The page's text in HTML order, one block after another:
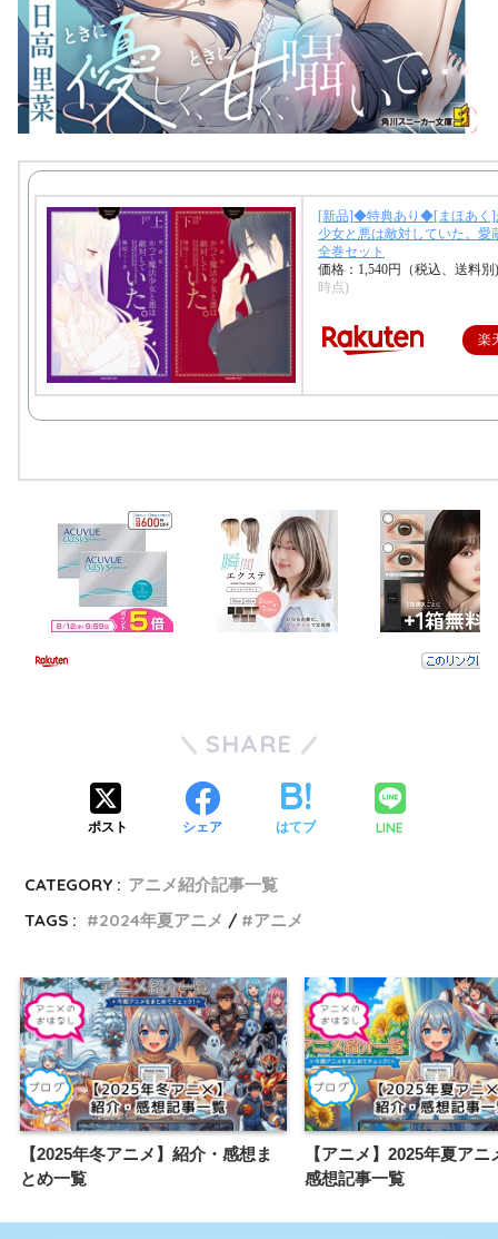
[新品]◆特典あり◆[まほあく]
少女と悪は敵対していた。愛
全巻セット
価格：1,540円（税込、送料
時点)
楽
SHARE
ポスト シェア はてブ LINE
CATEGORY : アニメ紹介記事一覧
TAGS :
2024年夏アニメ アニメ
【2025年冬アニメ】紹介・感想ま
とめ一覧
【アニメ】2025年夏アニ
感想記事一覧